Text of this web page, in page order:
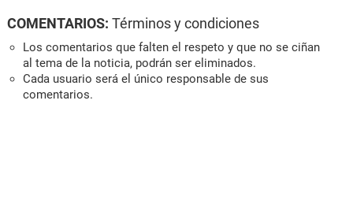
COMENTARIOS: Términos y condiciones
Los comentarios que falten el respeto y que no se ciñan
al tema de la noticia, podrán ser eliminados.
Cada usuario será el único responsable de sus
comentarios.